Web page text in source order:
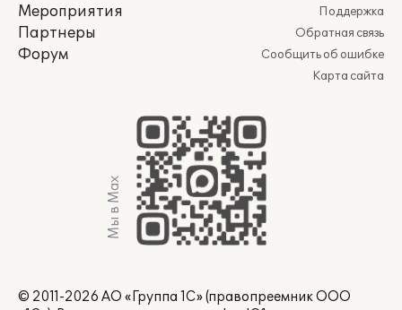
Мероприятия
Партнеры
Форум
Поддержка
Обратная связь
Сообщить об ошибке
Карта сайта
Мы в Max
© 2011-2026 АО «Группа 1С» (правопреемник ООО